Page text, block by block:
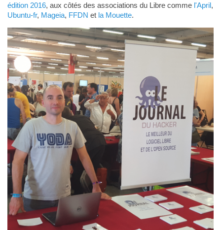
édition 2016, aux côtés des associations du Libre comme l'April,
Ubuntu-fr, Mageia, FFDN et la Mouette.